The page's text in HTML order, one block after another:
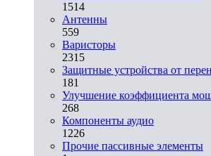
1514
Антенны
559
Варисторы
2315
Защитные устройства от
181
Улучшение коэффициента
268
Компоненты аудио
1226
Прочие пассивные элементы